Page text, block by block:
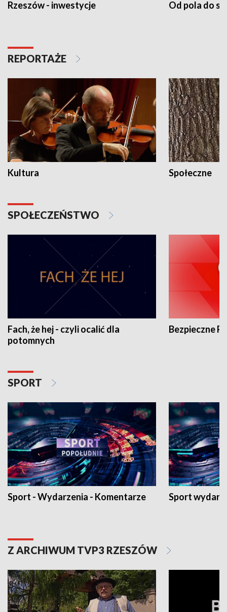
Rzeszów - inwestycje Od pola do
REPORTAŻE
Kultura Społeczne
SPOŁECZEŃSTWO
Fach, że hej - czyli ocalić dla
potomnych
Bezpieczne
SPORT
Sport - Wydarzenia - Komentarze Sport
Z ARCHIWUM TVP3 RZESZÓW